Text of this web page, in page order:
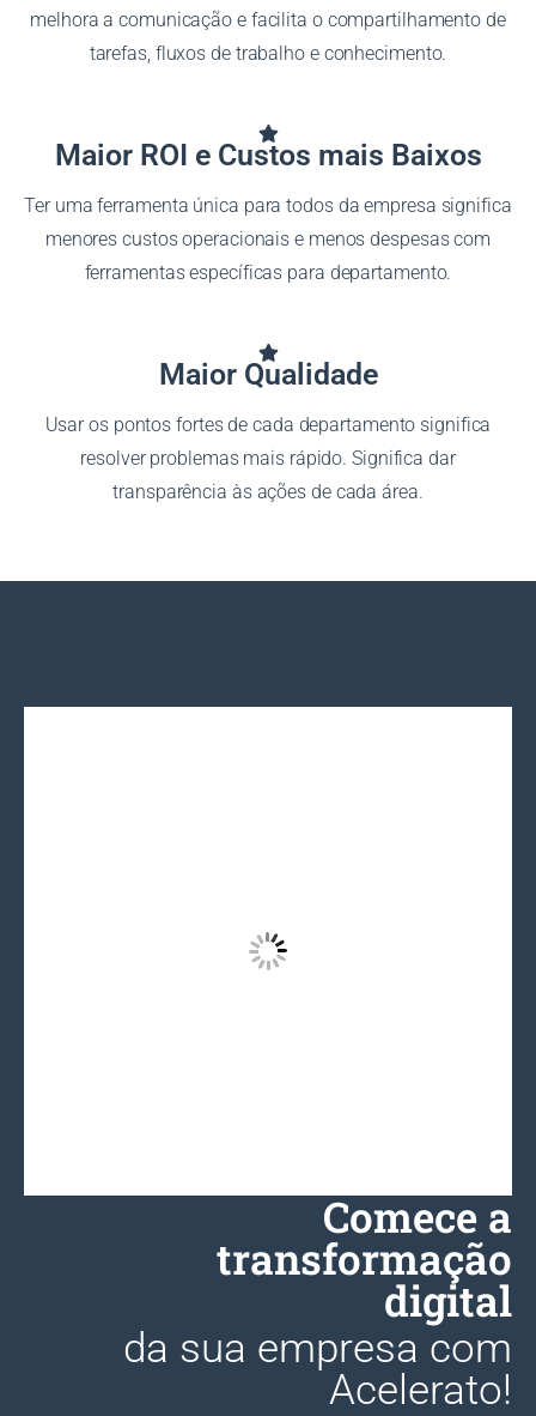
melhora a comunicação e facilita o compartilhamento de
tarefas, fluxos de trabalho e conhecimento.
Maior ROI e Custos mais Baixos
Ter uma ferramenta única para todos da empresa significa
menores custos operacionais e menos despesas com
ferramentas específicas para departamento.
Maior Qualidade
Usar os pontos fortes de cada departamento significa
resolver problemas mais rápido. Significa dar
transparência às ações de cada área.
Comece a
transformação
digital
da sua empresa com
Acelerato!